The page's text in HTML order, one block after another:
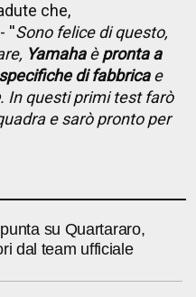
che,
''Sono felice di questo,
Yamahaèpronta a
specifiche di fabbricae
. In questi primi test farò
e sarò pronto per
su Quartararo,
dal team ufficiale